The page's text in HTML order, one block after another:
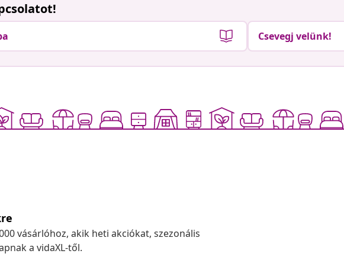
Csevegj velünk!
vásárlóhoz, akik heti akciókat, szezonális
a vidaXL-től.